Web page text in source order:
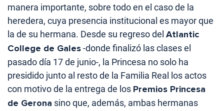
manera importante, sobre todo en el caso de la
heredera, cuya presencia institucional es mayor que
la de su hermana. Desde su regreso del Atlantic
College de Gales-donde finalizó las clases el
pasado día 17 de junio-, la Princesa no solo ha
presidido junto al resto de la Familia Real los actos
con motivo de la entrega de los Premios Princesa
de Gerona sino que, además, ambas hermanas